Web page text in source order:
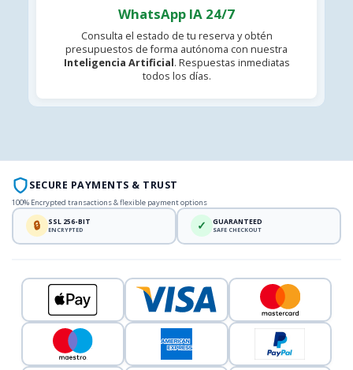
WhatsApp IA 24/7
Consulta el estado de tu reserva y obtén
presupuestos de forma autónoma con nuestra
Inteligencia Artificial. Respuestas inmediatas
todos los días.
SECURE PAYMENTS & TRUST
100% Encrypted transactions & flexible payment options
🔒 SSL 256-BIT
ENCRYPTED ✓ GUARANTEED
SAFE CHECKOUT